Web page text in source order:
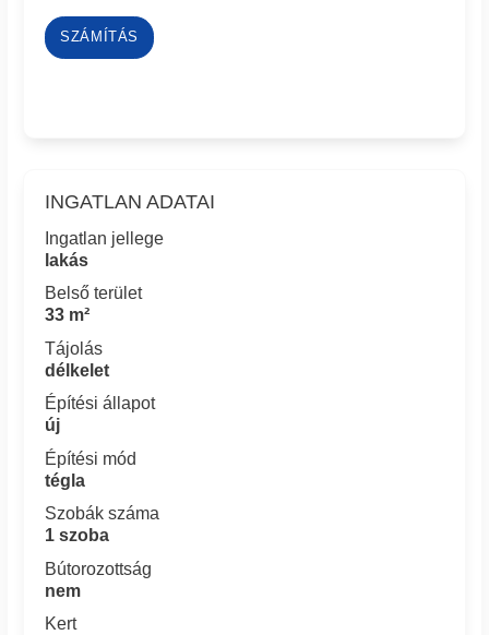
SZÁMÍTÁS
INGATLAN ADATAI
Ingatlan jellege
lakás
Belső terület
33 m²
Tájolás
délkelet
Építési állapot
új
Építési mód
tégla
Szobák száma
1 szoba
Bútorozottság
nem
Kert